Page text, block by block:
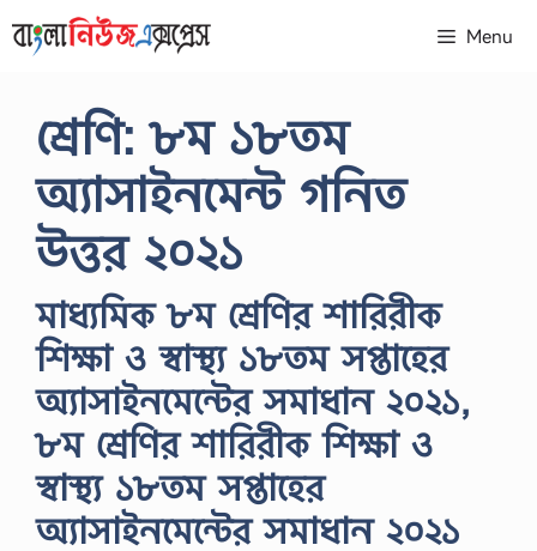
to
Menu
শ্রেণি: ৮ম ১৮তম
অ্যাসাইনমেন্ট গনিত
উত্তর ২০২১
মাধ্যমিক ৮ম শ্রেণির শারিরীক
শিক্ষা ও স্বাস্থ্য ১৮তম সপ্তাহের
অ্যাসাইনমেন্টের সমাধান ২০২১,
৮ম শ্রেণির শারিরীক শিক্ষা ও
স্বাস্থ্য ১৮তম সপ্তাহের
অ্যাসাইনমেন্টের সমাধান ২০২১